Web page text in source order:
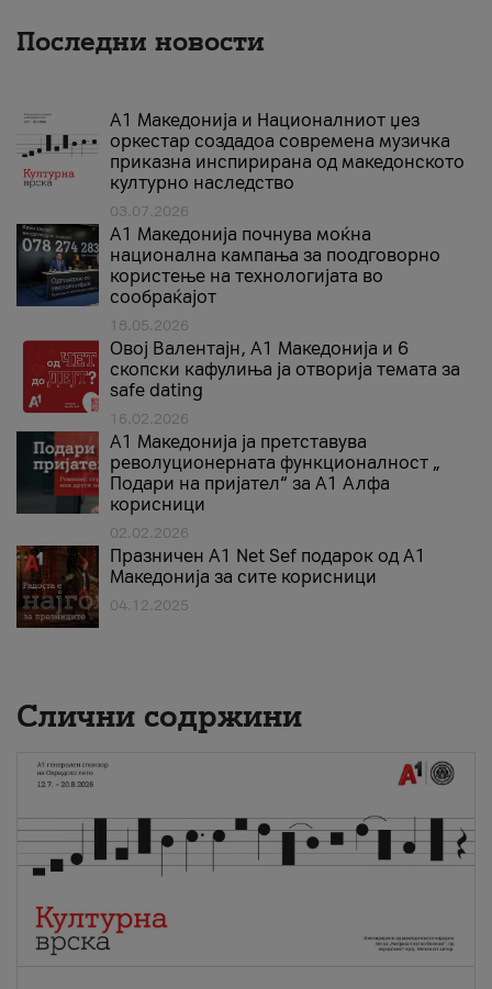
Последни новости
А1 Македонија и Националниот џез
оркестар создадоа современа музичка
приказна инспирирана од македонското
културно наследство
03.07.2026
A1 Македонија почнува моќна
национална кампања за поодговорно
користење на технологијата во
сообраќајот
18.05.2026
Овој Валентајн, A1 Македонија и 6
скопски кафулиња ја отворија темата за
safe dating
16.02.2026
А1 Македонија ја претставува
револуционерната функционалност „
Подари на пријател“ за А1 Алфа
корисници
02.02.2026
Празничен A1 Net Sеf подарок од А1
Македонија за сите корисници
04.12.2025
Слични содржини